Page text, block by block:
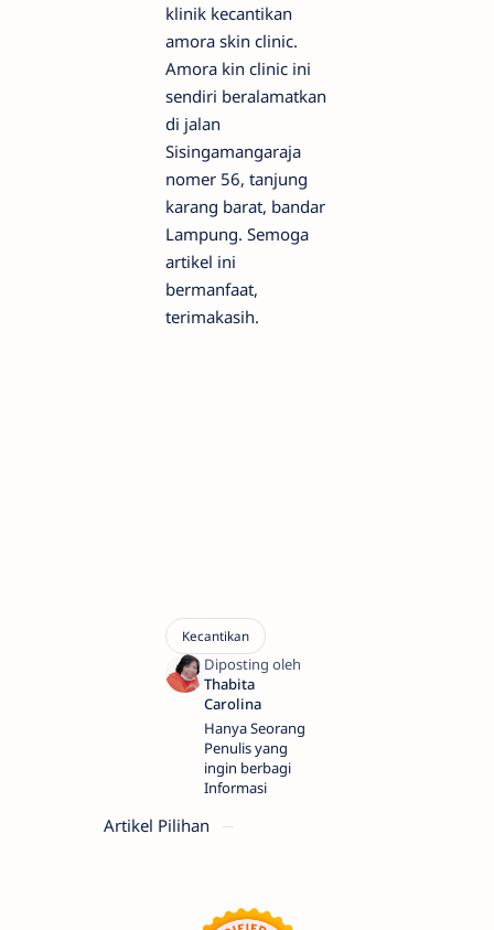
klinik kecantikan
amora skin clinic.
Amora kin clinic ini
sendiri beralamatkan
di jalan
Sisingamangaraja
nomer 56, tanjung
karang barat, bandar
Lampung. Semoga
artikel ini
bermanfaat,
terimakasih.
Hanya Seorang
Penulis yang
ingin berbagi
Informasi
Artikel Pilihan